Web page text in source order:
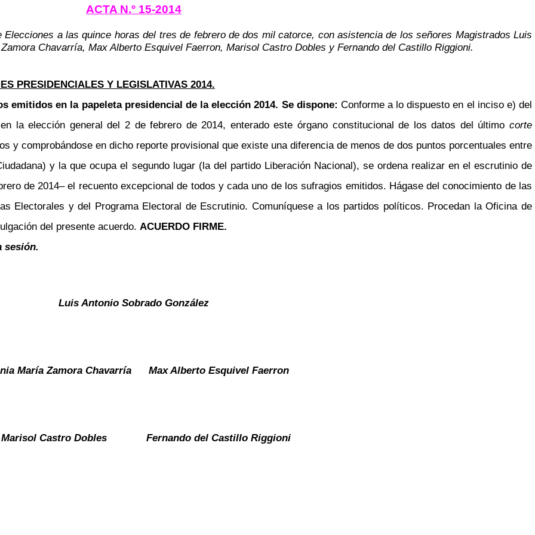
ACTA N.º 15-2014
a las quince horas del tres de febrero de dos mil catorce, con asistencia de los señores Magistrados Luis
Chavarría, Max Alberto Esquivel Faerron, Marisol Castro Dobles y Fernando del Castillo Riggioni.
PRESIDENCIALES Y LEGISLATIVAS 2014.
emitidos en la papeleta presidencial de la elección 2014. Se dispone: Conforme a lo dispuesto en el inciso e) del
la elección general del 2 de febrero de 2014, enterado este órgano constitucional de los datos del último corte
y comprobándose en dicho reporte provisional que existe una diferencia de menos de dos puntos porcentuales entre
y la que ocupa el segundo lugar (la del partido Liberación Nacional), se ordena realizar en el escrutinio de
de 2014–el recuento excepcional de todos y cada uno de los sufragios emitidos. Hágase del conocimiento de las
Electorales y del Programa Electoral de Escrutinio. Comuníquese a los partidos políticos. Procedan la Oficina de
del presente acuerdo. ACUERDO FIRME.
sesión.
Luis Antonio Sobrado González
María Zamora Chavarría Max Alberto Esquivel Faerron
Marisol Castro Dobles Fernando del Castillo Riggioni